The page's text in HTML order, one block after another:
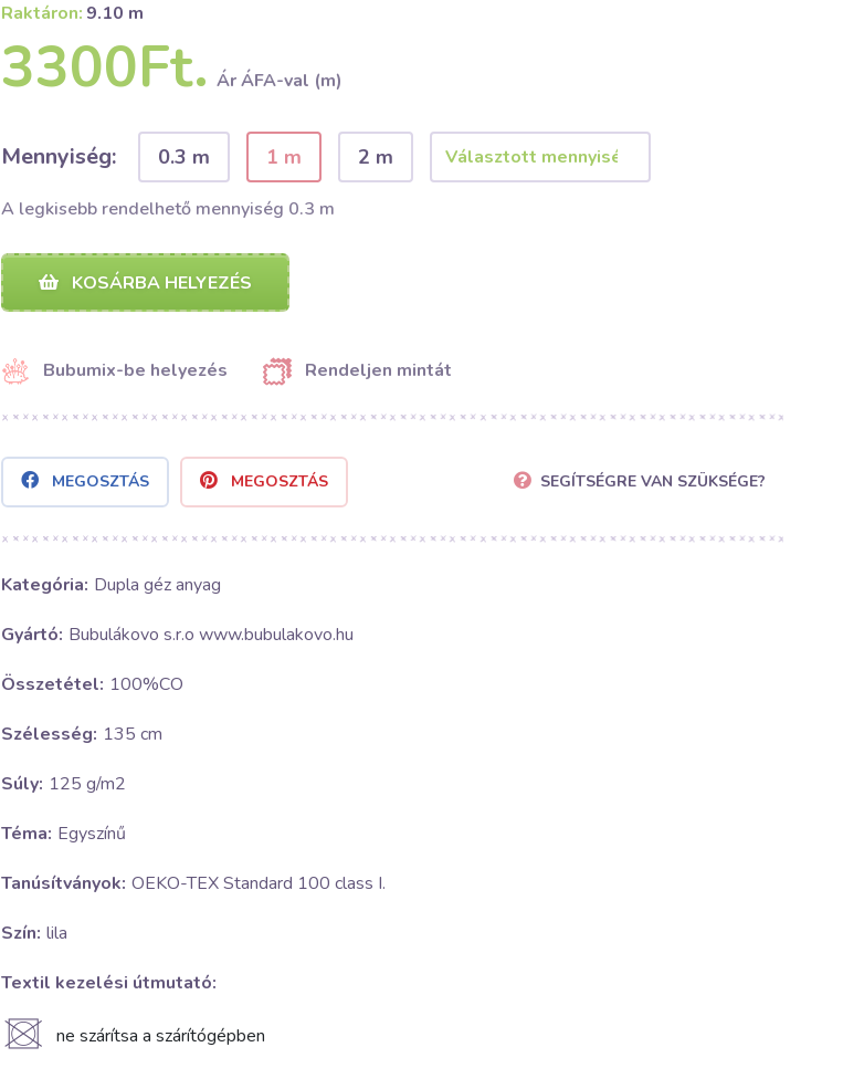
Raktáron: 9.10 m
3300Ft. Ár ÁFA-val (m)
Mennyiség: 0.3 m 1 m 2 m
A legkisebb rendelhető mennyiség 0.3 m
KOSÁRBA HELYEZÉS
Bubumix-be helyezés Rendeljen mintát
MEGOSZTÁS MEGOSZTÁS SEGÍTSÉGRE VAN SZÜKSÉGE?
Kategória: Dupla géz anyag
Gyártó: Bubulákovo s.r.o www.bubulakovo.hu
Összetétel: 100%CO
Szélesség: 135 cm
Súly: 125 g/m2
Téma: Egyszínű
Tanúsítványok: OEKO-TEX Standard 100 class I.
Szín: lila
Textil kezelési útmutató:
U ne szárítsa a szárítógépben